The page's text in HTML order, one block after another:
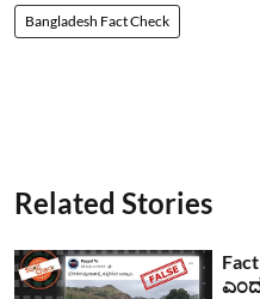
Bangladesh Fact Check
Related Stories